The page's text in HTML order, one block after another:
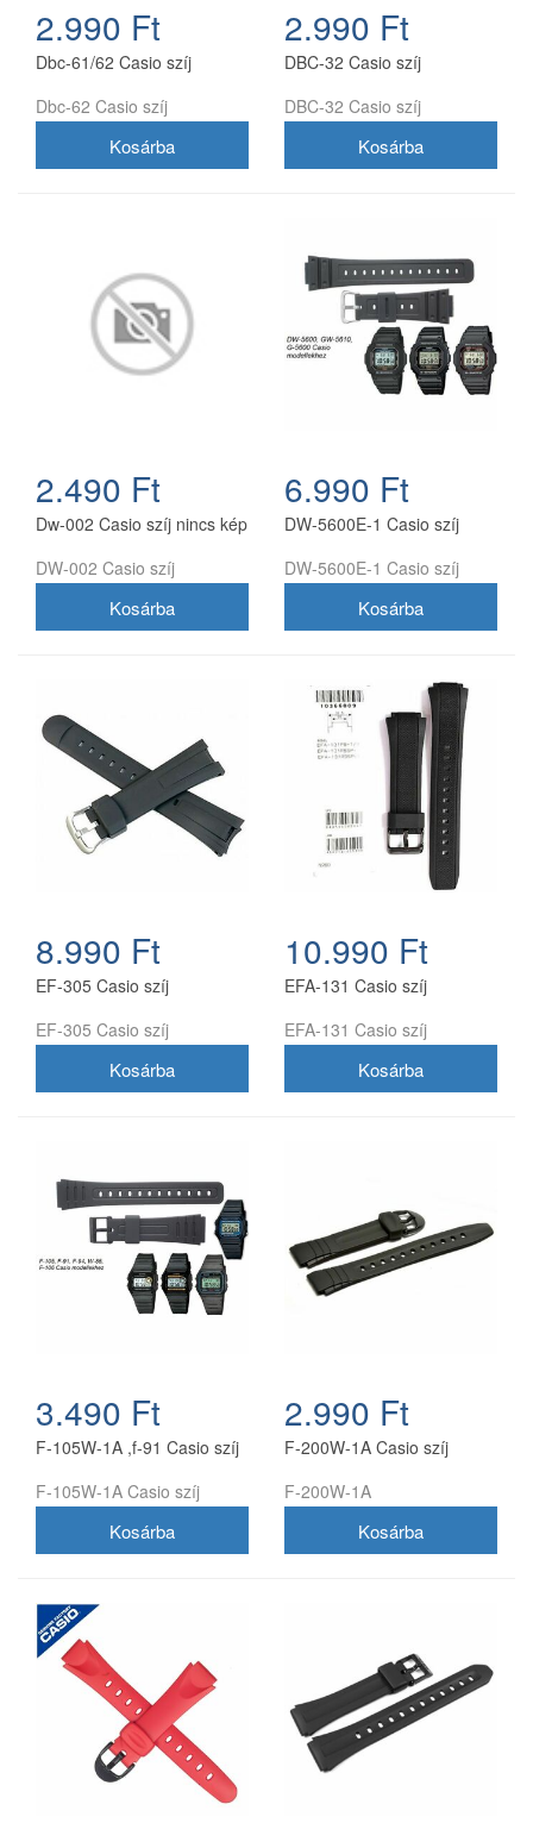
2.990 Ft
Dbc-61/62 Casio szíj
Dbc-62 Casio szíj
2.990 Ft
DBC-32 Casio szíj
DBC-32 Casio szíj
2.490 Ft
Dw-002 Casio szíj nincs kép
DW-002 Casio szíj
6.990 Ft
DW-5600E-1 Casio szíj
DW-5600E-1 Casio szíj
8.990 Ft
EF-305 Casio szíj
EF-305 Casio szíj
10.990 Ft
EFA-131 Casio szíj
EFA-131 Casio szíj
3.490 Ft
F-105W-1A ,f-91 Casio szíj
F-105W-1A Casio szíj
2.990 Ft
F-200W-1A Casio szíj
F-200W-1A